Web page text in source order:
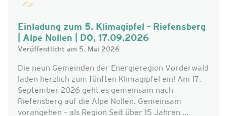
Einladung zum 5. Klimagipfel - Riefensberg
| Alpe Nollen | DO, 17.09.2026
Veröffentlicht am 5. Mai 2026
Die neun Gemeinden der Energieregion Vorderwald
laden herzlich zum fünften Klimagipfel ein! Am 17.
September 2026 geht es gemeinsam nach
Riefensberg auf die Alpe Nollen. Gemeinsam
vorangehen – als Region Seit über 15 Jahren ...